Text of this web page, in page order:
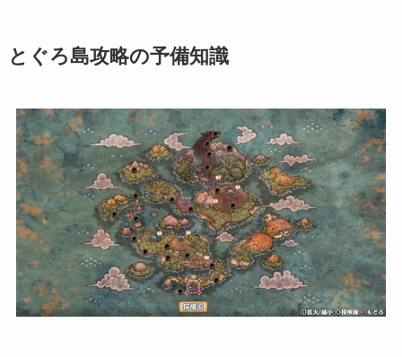
とぐろ島攻略の予備知識